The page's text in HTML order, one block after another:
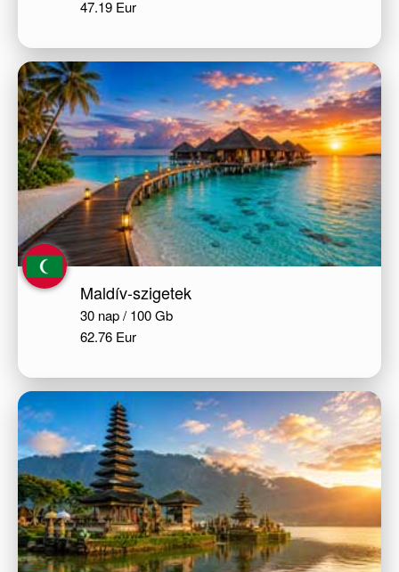
47.19 Eur
Maldív-szigetek
30 nap / 100 Gb
62.76 Eur